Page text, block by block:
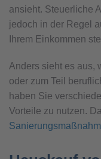
ansieht. Steuerliche
jedoch in der Regel
Ihrem Einkommen
Anders sieht es aus,
oder zum Teil
haben Sie
Vorteile zu nutzen.